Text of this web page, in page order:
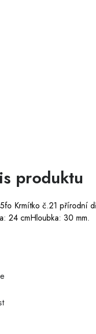
produktu
Krmítko č.21 přírodní
24 cmHloubka: 30 mm.